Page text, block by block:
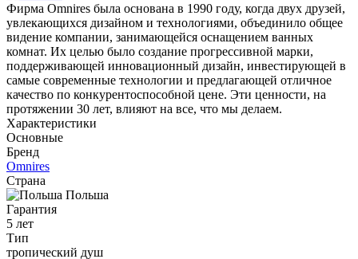
Фирма Omnires была основана в 1990 году, когда двух друзей,
увлекающихся дизайном и технологиями, объединило общее
видение компании, занимающейся оснащением ванных
комнат. Их целью было создание прогрессивной марки,
поддерживающей инновационный дизайн, инвестирующей в
самые современные технологии и предлагающей отличное
качество по конкурентоспособной цене. Эти ценности, на
протяжении 30 лет, влияют на все, что мы делаем.
Характеристики
Основные
Бренд
Omnires
Страна
Польша
Гарантия
5 лет
Тип
тропический душ